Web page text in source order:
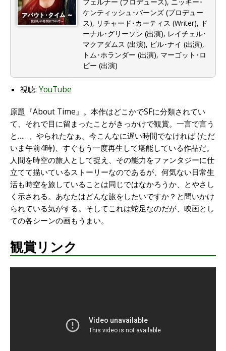
ケンティッシュ･バーンズ (プロデュー
ス), リチャード･カーティス (Writer), ド
ーナル･グリーソン (出演), レイチェル･
マクアダムス (出演), ビル･ナイ (出演),
トム･ホランダー (出演), マーゴット･ロ
ビー (出演)
視聴: YouTube
原題『About Time』。本作はどこかでSFに分類されてい
て、それで目に留まったことがきっかけで観賞。一言で言う
と……、やられたなぁ。今こんなに遅い時間でなければ (ただ
いま午前4時)、すぐもう一度再生して堪能している作品だ。
人間を時空の旅人として捉え、その能力をファンタジーに仕
立てて描いているストーリーなのであるが、何気ない日常生
活も時空を旅していることは同じではなかろうか、とやさし
く示される。あなたはどんな旅をしたいですか？と問いかけ
られている気がする。そしてこれは蛇足なのだが、映画とし
ての各シーンの画もうまい。
観賞リンク